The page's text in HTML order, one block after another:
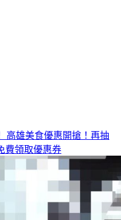
高雄美食優惠開搶！再抽
費領取優惠券